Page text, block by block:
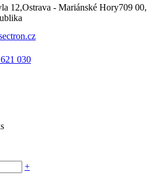
12,Ostrava - Mariánské Hory709 00,
030
+